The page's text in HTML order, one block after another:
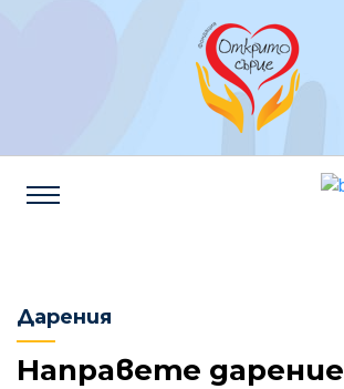
Дарения
Направете дарение